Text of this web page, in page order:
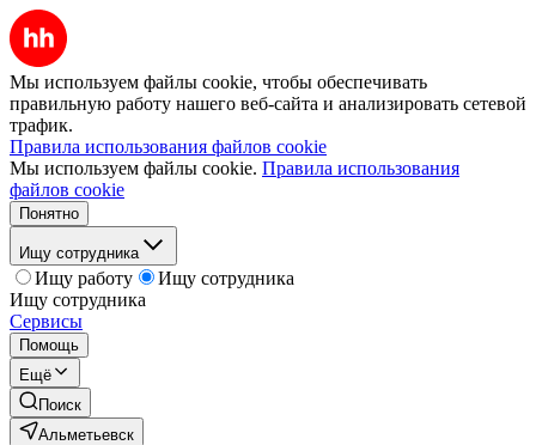
Мы используем файлы cookie, чтобы обеспечивать
правильную работу нашего веб-сайта и анализировать сетевой
трафик.
Правила использования файлов cookie
Мы используем файлы cookie. Правила использования
файлов cookie
Понятно
Ищу сотрудника
Ищу работу
Ищу сотрудника
Ищу сотрудника
Сервисы
Помощь
Ещё
Поиск
Альметьевск